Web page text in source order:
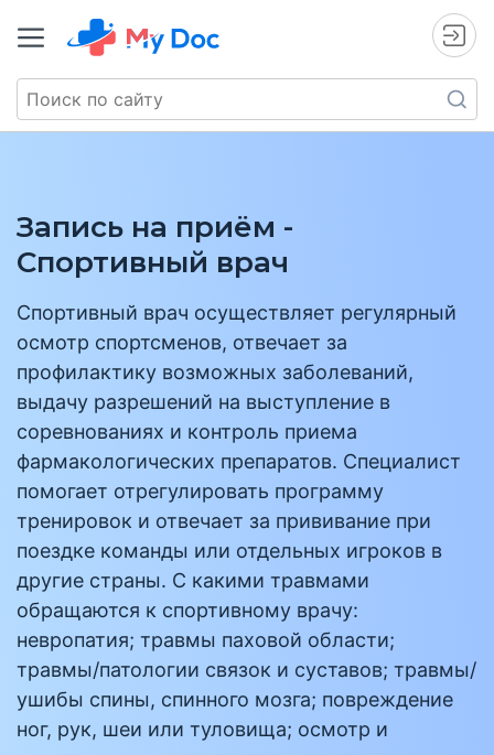
Запись на приём -
Спортивный врач
Спортивный врач осуществляет регулярный
осмотр спортсменов, отвечает за
профилактику возможных заболеваний,
выдачу разрешений на выступление в
соревнованиях и контроль приема
фармакологических препаратов. Специалист
помогает отрегулировать программу
тренировок и отвечает за прививание при
поездке команды или отдельных игроков в
другие страны. С какими травмами
обращаются к спортивному врачу:
невропатия; травмы паховой области;
травмы/патологии связок и суставов; травмы/
ушибы спины, спинного мозга; повреждение
ног, рук, шеи или туловища; осмотр и